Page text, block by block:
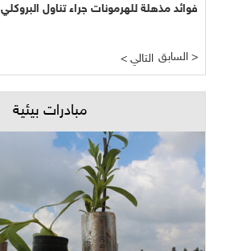
فوائد مذهلة للهرمونات جراء تناول البروكلي
< التالي السابق >
مبادرات بيئية